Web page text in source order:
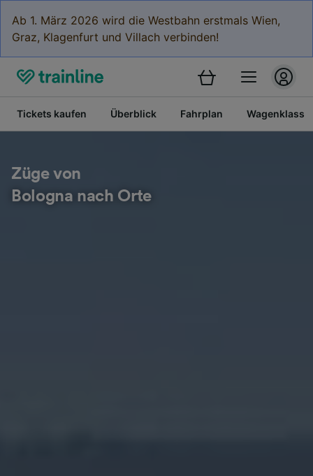
Ab 1. März 2026 wird die Westbahn erstmals Wien,
Graz, Klagenfurt und Villach verbinden!
Tickets kaufen Überblick Fahrplan
Züge von
Bologna nach Orte